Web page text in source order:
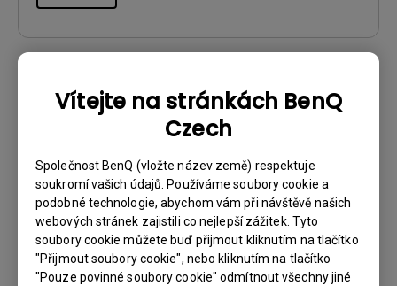
Vítejte na stránkách BenQ
Czech
Společnost BenQ (vložte název země) respektuje
soukromí vašich údajů. Používáme soubory cookie a
podobné technologie, abychom vám při návštěvě našich
webových stránek zajistili co nejlepší zážitek. Tyto
soubory cookie můžete buď přijmout kliknutím na tlačítko
"Přijmout soubory cookie", nebo kliknutím na tlačítko
"Pouze povinné soubory cookie" odmítnout všechny jiné
Návod k obsluze
Safety Warning and Notice
Aktualizace: 2021/01/06
Jazyk:English
Velikost souboru:54.87 KB
Verze:
Preview